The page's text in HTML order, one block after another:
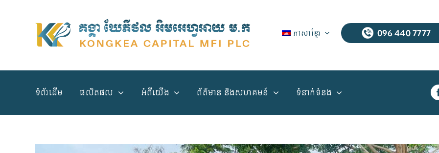
ភាសាខ្មែរ 096 440 7777
ទំព័រដើម ផលិតផល អំពី​​យើង ព័ត៌មាន និងសហគមន៍ ទំនាក់ទំនង